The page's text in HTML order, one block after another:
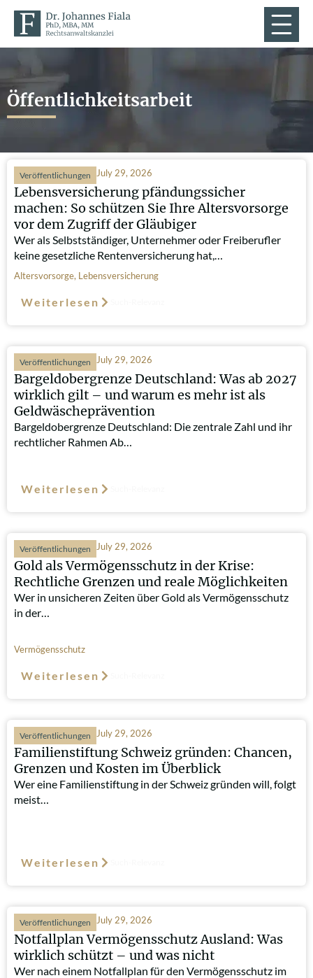
Öffentlichkeitsarbeit
Veröffentlichungen July 29, 2026
Lebensversicherung pfändungssicher
machen: So schützen Sie Ihre Altersvorsorge
vor dem Zugriff der Gläubiger
Wer als Selbstständiger, Unternehmer oder Freiberufler
keine gesetzliche Rentenversicherung hat,…
Altersvorsorge, Lebensversicherung
Weiterlesen
Veröffentlichungen July 29, 2026
Bargeldobergrenze Deutschland: Was ab 2027
wirklich gilt – und warum es mehr ist als
Geldwäscheprävention
Bargeldobergrenze Deutschland: Die zentrale Zahl und ihr
rechtlicher Rahmen Ab…
Weiterlesen
Veröffentlichungen July 29, 2026
Gold als Vermögensschutz in der Krise:
Rechtliche Grenzen und reale Möglichkeiten
Wer in unsicheren Zeiten über Gold als Vermögensschutz
in der…
Vermögensschutz
Weiterlesen
Veröffentlichungen July 29, 2026
Familienstiftung Schweiz gründen: Chancen,
Grenzen und Kosten im Überblick
Wer eine Familienstiftung in der Schweiz gründen will, folgt
meist…
Weiterlesen
Veröffentlichungen July 29, 2026
Notfallplan Vermögensschutz Ausland: Was
wirklich schützt – und was nicht
Wer nach einem Notfallplan für den Vermögensschutz im